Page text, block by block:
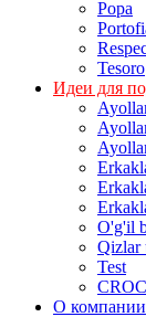
Popa
Tesoro
Идеи для
O'g'il
Qizlar
Test
О компании